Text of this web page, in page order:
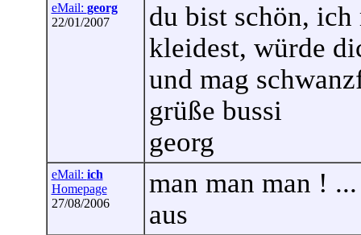
eMail: georg
22/01/2007
du bist schön,
kleidest, würde
und mag
grüße bussi
georg
eMail: ich
Homepage
27/08/2006
man man man !
aus